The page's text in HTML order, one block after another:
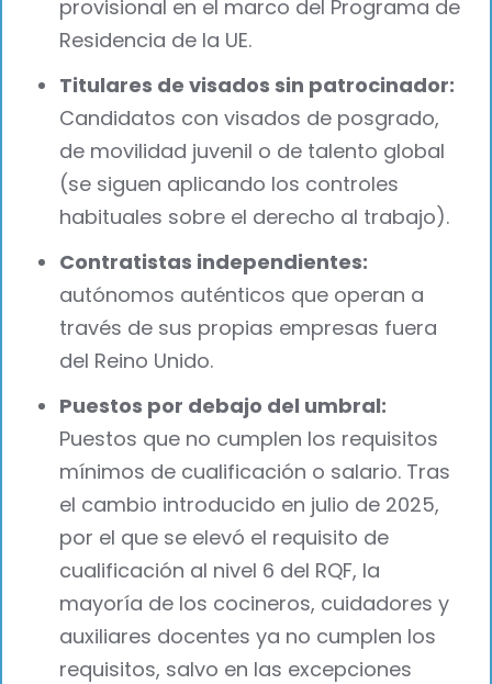
provisional en el marco del Programa de
Residencia de la UE.
Titulares de visados sin patrocinador:
Candidatos con visados de posgrado,
de movilidad juvenil o de talento global
(se siguen aplicando los controles
habituales sobre el derecho al trabajo).
Contratistas independientes:
autónomos auténticos que operan a
través de sus propias empresas fuera
del Reino Unido.
Puestos por debajo del umbral:
Puestos que no cumplen los requisitos
mínimos de cualificación o salario. Tras
el cambio introducido en julio de 2025,
por el que se elevó el requisito de
cualificación al nivel 6 del RQF, la
mayoría de los cocineros, cuidadores y
auxiliares docentes ya no cumplen los
requisitos, salvo en las excepciones